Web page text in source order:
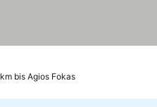
bis Agios Fokas